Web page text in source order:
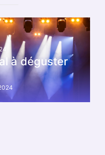
à déguster